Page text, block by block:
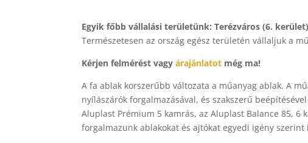
Egyik főbb vállalási területünk: Terézváros (6. kerület)
Természetesen az ország egész területén vállaljuk a
Kérjen felmérést vagyárajánlatot még ma!
A fa ablak korszerűbb változata a műanyag ablak. A
nyílászárók forgalmazásával, és szakszerű
Aluplast Prémium 5 kamrás, az Aluplast Balance 85,
forgalmazunk ablakokat és ajtókat egyedi igény